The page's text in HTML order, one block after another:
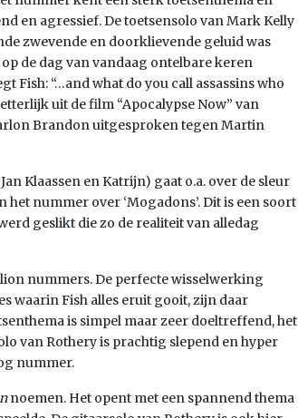
en agressief. De toetsensolo van Mark Kelly
zwevende en doorklievende geluid was
de dag van vandaag ontelbare keren
Fish: “…and what do you call assassins who
uit de film “Apocalypse Now” van
Brandon uitgesproken tegen Martin
Klaassen en Katrijn) gaat o.a. over de sleur
nummer over ‘Mogadons’. Dit is een soort
geslikt die zo de realiteit van alledag
nummers. De perfecte wisselwerking
waarin Fish alles eruit gooit, zijn daar
is simpel maar zeer doeltreffend, het
van Rothery is prachtig slepend en hyper
nummer.
noemen. Het opent met een spannend thema